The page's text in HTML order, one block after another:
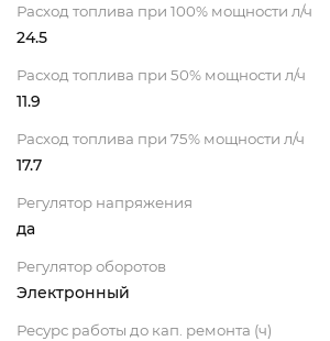
Расход топлива при 100% мощности л/ч
24.5
Расход топлива при 50% мощности л/ч
11.9
Расход топлива при 75% мощности л/ч
17.7
Регулятор напряжения
да
Регулятор оборотов
Электронный
Ресурс работы до кап. ремонта (ч)